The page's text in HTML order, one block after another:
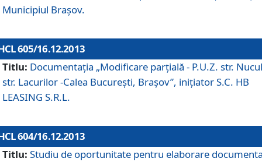
Municipiul Braşov.
605/16.12.2013
Titlu: Documentaţia „Modificare parţială - P.U.Z. str.
str. Lacurilor -Calea Bucureşti, Braşov”, iniţiator S.C. HB
LEASING S.R.L.
604/16.12.2013
Titlu: Studiu de oportunitate pentru elaborare